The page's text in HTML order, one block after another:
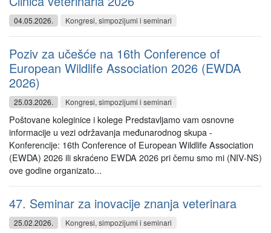
04.05.2026. Kongresi, simpozijumi i seminari
Poziv za učešće na 16th Conference of
European Wildlife Association 2026 (EWDA
2026)
25.03.2026. Kongresi, simpozijumi i seminari
Poštovane koleginice i kolege Predstavljamo vam osnovne
informacije u vezi održavanja međunarodnog skupa -
Konferencije: 16th Conference of European Wildlife Association
(EWDA) 2026 ili skraćeno EWDA 2026 pri čemu smo mi (NIV-NS)
ove godine organizato...
47. Seminar za inovacije znanja veterinara
25.02.2026. Kongresi, simpozijumi i seminari